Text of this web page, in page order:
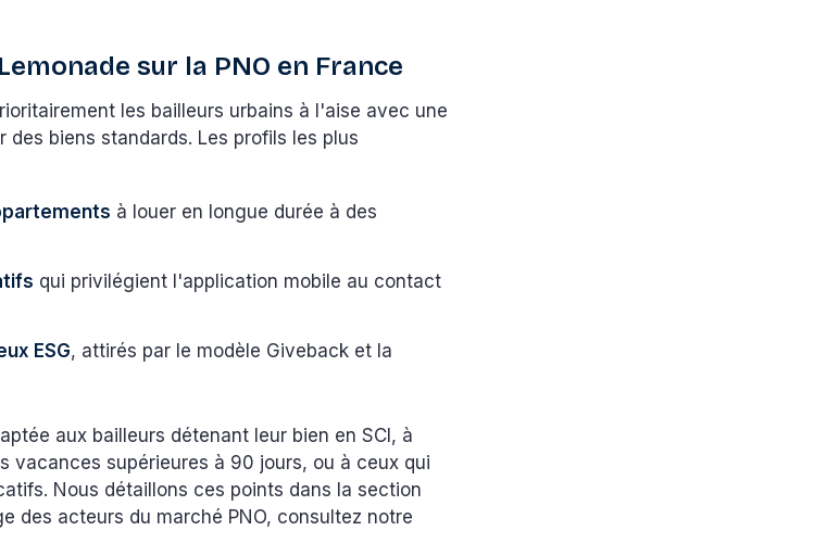
sur la PNO en France
les bailleurs urbains à l'aise avec une
biens standards. Les profils les plus
à louer en longue durée à des
qui privilégient l'application mobile au contact
ESG, attirés par le modèle Giveback et la
aux bailleurs détenant leur bien en SCI, à
vacances supérieures à 90 jours, ou à ceux qui
Nous détaillons ces points dans la section
des acteurs du marché PNO, consultez notre